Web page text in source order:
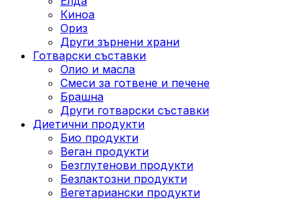
Киноа
Ориз
Други зърнени храни
Готварски съставки
Олио и масла
Смеси за готвене и печене
Брашна
Други готварски съставки
Диетични продукти
Био продукти
Веган продукти
Безглутенови продукти
Безлактозни продукти
Вегетариански продукти